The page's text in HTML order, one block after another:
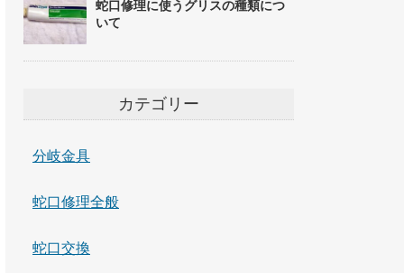
蛇口修理に使うグリスの種類につ
いて
カテゴリー
分岐金具
蛇口修理全般
蛇口交換